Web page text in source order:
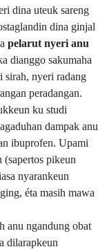
dina uteuk sareng
dina ginjal
pelarut nyeri anu
dianggo sakumaha
sirah, nyeri radang
peradangan.
ku studi
dampak anu
ibuprofen. Upami
pikeun
nyarankeun
éta masih mawa
anu ngandung obat
dilarapkeun